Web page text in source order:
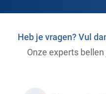
Heb je vragen? Vul
Onze experts